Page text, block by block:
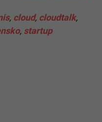
, cloud, cloudtalk,
, startup